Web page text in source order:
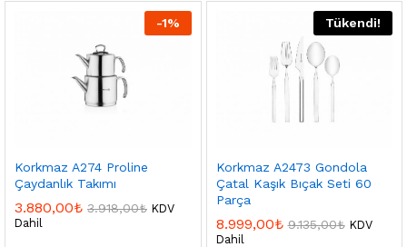
-1%
Korkmaz A274 Proline
Çaydanlık Takımı
3.880,00₺ 3.918,00₺ KDV
Dahil
Tükendi!
Korkmaz A2473 Gondola
Çatal Kaşık Bıçak Seti 60
Parça
8.999,00₺ 9.135,00₺ KDV
Dahil